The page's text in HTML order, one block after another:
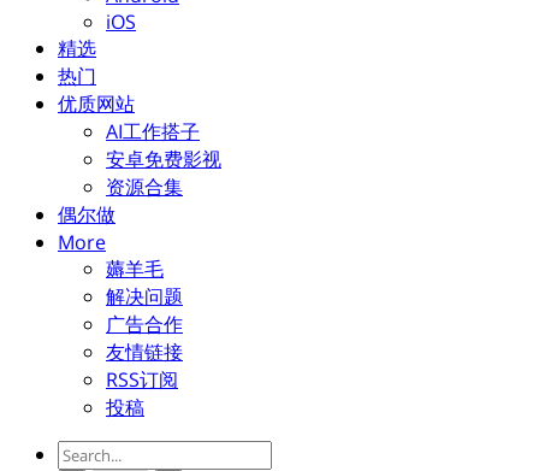
iOS
精选
热门
优质网站
AI工作搭子
安卓免费影视
资源合集
偶尔做
More
薅羊毛
解决问题
广告合作
友情链接
RSS订阅
投稿